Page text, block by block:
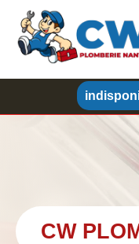
CW